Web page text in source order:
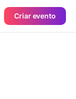
Criar evento